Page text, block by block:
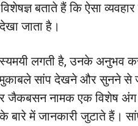
बताते हैं कि ऐसा
जाता है।
लगती है, उनके अनुभव
के मुकाबले सांप देखने और सुनने
जैकबसन नामक एक विशेष अंग
में जानकारी जुटाते हैं।